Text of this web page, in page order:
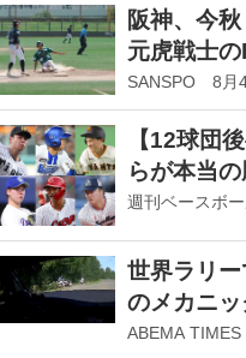
阪神、今
元虎戦士
SANSPO 8月
【12球団
らが本当
週刊ベースボ
世界ラリ
のメカニ
ABEMA